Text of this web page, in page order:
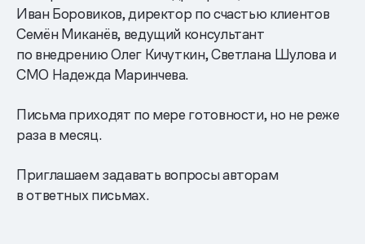
Иван Боровиков, директор по счастью клиентов
Семён Миканёв, ведущий консультант
по внедрению Олег Кичуткин, Светлана Шулова и
CMO Надежда Маринчева.
Письма приходят по мере готовности, но не реже
раза в месяц.
Приглашаем задавать вопросы авторам
в ответных письмах.